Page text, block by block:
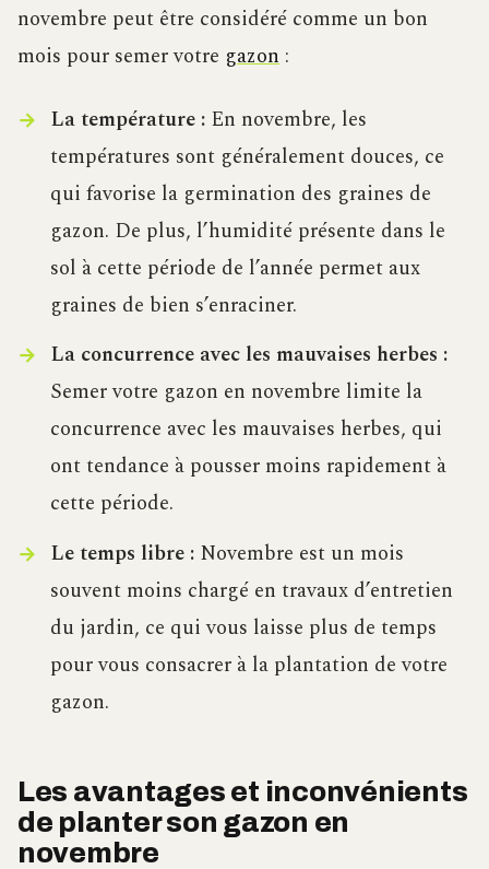
novembre peut être considéré comme un bon
mois pour semer votre gazon :
La température :En novembre, les
températures sont généralement douces, ce
qui favorise la germination des graines de
gazon. De plus, l’humidité présente dans le
sol à cette période de l’année permet aux
graines de bien s’enraciner.
La concurrence avec les mauvaises herbes :
Semer votre gazon en novembre limite la
concurrence avec les mauvaises herbes, qui
ont tendance à pousser moins rapidement à
cette période.
Le temps libre :Novembre est un mois
souvent moins chargé en travaux d’entretien
du jardin, ce qui vous laisse plus de temps
pour vous consacrer à la plantation de votre
gazon.
Les avantages et inconvénients
de planter son gazon en
novembre